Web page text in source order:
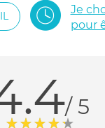
Je
pour
/ 5